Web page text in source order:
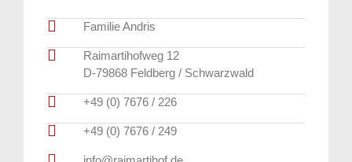
Familie Andris
Raimartihofweg 12
D-79868 Feldberg / Schwarzwald
+49 (0) 7676 / 226
+49 (0) 7676 / 249